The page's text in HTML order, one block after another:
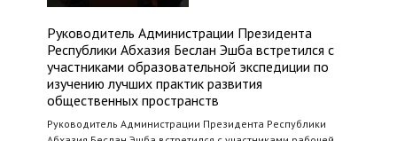
Руководитель Администрации Президента
Республики Абхазия Беслан Эшба встретился с
участниками образовательной экспедиции по
изучению лучших практик развития
общественных пространств
Руководитель Администрации Президента Республики